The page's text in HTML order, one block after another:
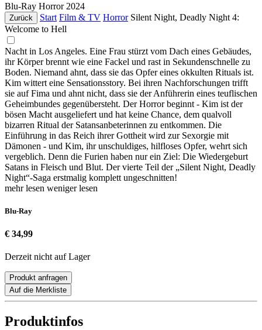
Blu-Ray Horror 2024
Zurück Start Film & TV Horror Silent Night, Deadly Night 4:
Welcome to Hell
Nacht in Los Angeles. Eine Frau stürzt vom Dach eines Gebäudes,
ihr Körper brennt wie eine Fackel und rast in Sekundenschnelle zu
Boden. Niemand ahnt, dass sie das Opfer eines okkulten Rituals ist.
Kim wittert eine Sensationsstory. Bei ihren Nachforschungen trifft
sie auf Fima und ahnt nicht, dass sie der Anführerin eines teuflischen
Geheimbundes gegenübersteht. Der Horror beginnt - Kim ist der
bösen Macht ausgeliefert und hat keine Chance, dem qualvoll
bizarren Ritual der Satansanbeterinnen zu entkommen. Die
Einführung in das Reich ihrer Gottheit wird zur Sexorgie mit
Dämonen - und Kim, ihr unschuldiges, hilfloses Opfer, wehrt sich
vergeblich. Denn die Furien haben nur ein Ziel: Die Wiedergeburt
Satans in Fleisch und Blut. Der vierte Teil der „Silent Night, Deadly
Night“-Saga erstmalig komplett ungeschnitten!
mehr lesen weniger lesen
Blu-Ray
€ 34,99
Derzeit nicht auf Lager
Produkt anfragen
Auf die Merkliste
Produktinfos